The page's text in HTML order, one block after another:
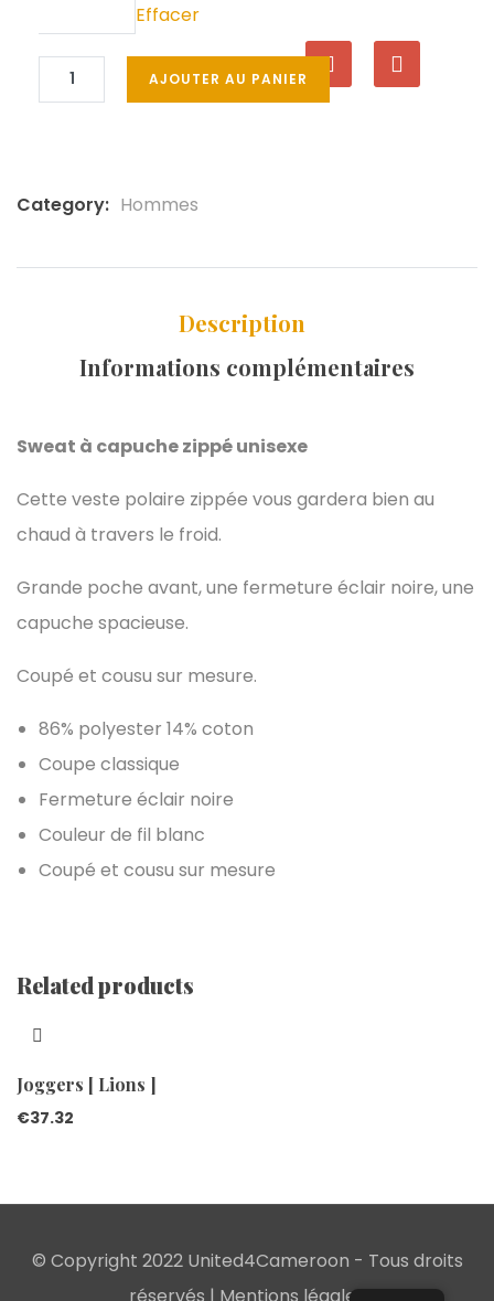
Effacer
AJOUTER AU PANIER
Category: Hommes
Description
Informations complémentaires
Sweat à capuche zippé unisexe
Cette veste polaire zippée vous gardera bien au
chaud à travers le froid.
Grande poche avant, une fermeture éclair noire, une
capuche spacieuse.
Coupé et cousu sur mesure.
86% polyester 14% coton
Coupe classique
Fermeture éclair noire
Couleur de fil blanc
Coupé et cousu sur mesure
Related products
Joggers [ Lions ]
€37.32
© Copyright 2022 United4Cameroon - Tous droits
réservés | Mentions légales